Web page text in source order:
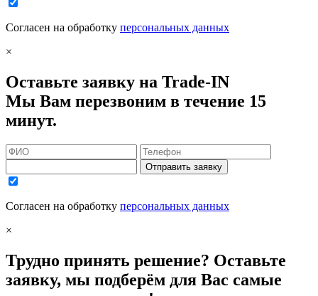
Согласен на обработку персональных данных
×
Оставьте заявку на Trade-IN
Мы Вам перезвоним в течение 15
минут.
Отправить заявку
Согласен на обработку персональных данных
×
Трудно принять решение? Оставьте
заявку, мы подберём для Вас самые